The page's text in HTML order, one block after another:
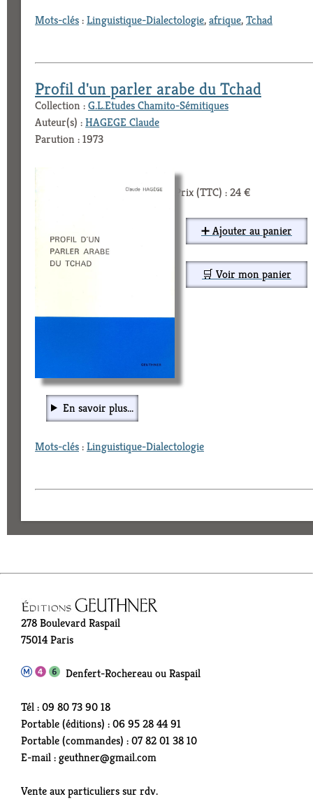
Mots-clés:Linguistique-Dialectologie,afrique,Tchad
Profil d'un parler arabe du Tchad
Collection :G.L.Etudes Chamito-Sémitiques
Auteur(s) :HAGEGE Claude
Parution : 1973
Prix (TTC) : 24 €
➕ Ajouter au panier
🛒 Voir mon panier
En savoir plus...
Mots-clés:Linguistique-Dialectologie
278 Boulevard Raspail
75014 Paris
Denfert-Rochereau ou Raspail
Tél : 09 80 73 90 18
Portable (éditions) : 06 95 28 44 91
Portable (commandes) : 07 82 01 38 10
E-mail : geuthner@gmail.com
Vente aux particuliers sur rdv.